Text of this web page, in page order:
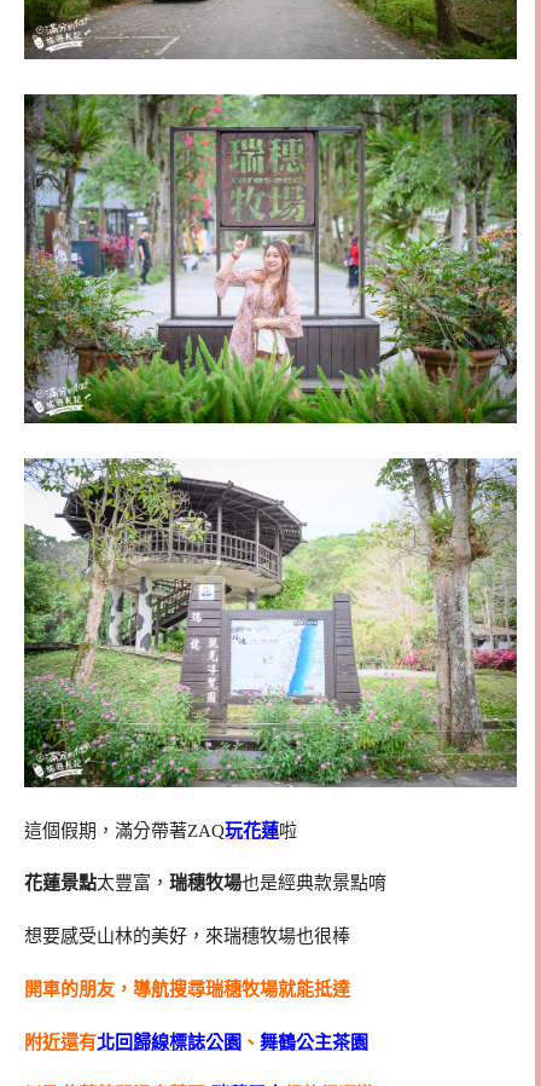
這個假期，滿分帶著ZAQ玩花蓮啦
花蓮景點太豐富， 瑞穗牧場也是經典款景點唷
想要感受山林的美好，來瑞穗牧場也很棒
開車的朋友，導航搜尋瑞穗牧場就能抵達
附近還有北回歸線標誌公園 、 舞鶴公主茶園